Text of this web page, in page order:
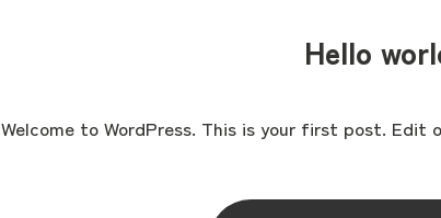
Hello
Welcome to WordPress. This is your first post.